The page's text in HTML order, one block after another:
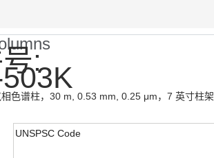
:
色谱柱，30 m, 0.53 mm, 0.25 μm，7 英寸柱架
UNSPSC Code